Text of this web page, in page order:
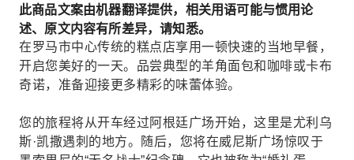
此商品文案由机器翻译提供，相关用语可能与惯用论
述、原文内容有所差异，请知悉。
在罗马市中心传统的糕点店享用一顿快速的当地早餐，
开启您美好的一天。品尝典型的羊角面包和咖啡或卡布
奇诺，准备迎接更多精彩的味蕾体验。
您的旅程将从开车经过阿根廷广场开始，这里是尤利乌
斯·凯撒遇刺的地方。随后，您将在威尼斯广场惊叹于